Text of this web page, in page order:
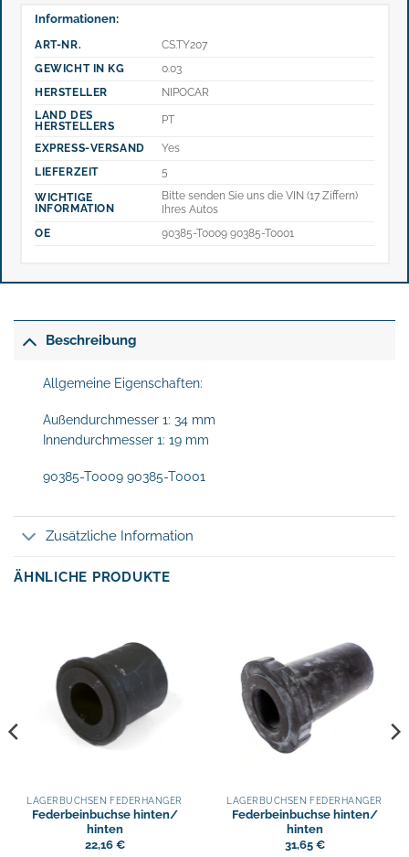
Informationen:
ART-NR.
CS.TY207
GEWICHT IN KG
0.03
HERSTELLER
NIPOCAR
LAND DES
HERSTELLERS
PT
EXPRESS-VERSAND
Yes
LIEFERZEIT
5
WICHTIGE
INFORMATION
Bitte senden Sie uns die VIN (17 Ziffern)
Ihres Autos
OE
90385-T0009 90385-T0001
Beschreibung
Allgemeine Eigenschaften:
Außendurchmesser 1: 34 mm
Innendurchmesser 1: 19 mm
90385-T0009 90385-T0001
Zusätzliche Information
ÄHNLICHE PRODUKTE
LAGERBUCHSEN FEDERHÄNGER
Federbeinbuchse hinten/
hinten
22,16 €
LAGERBUCHSEN FEDERHÄNGER
Federbeinbuchse hinten/
hinten
31,65 €